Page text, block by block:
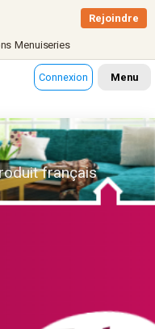
Menuiseries
Rejoindre
Connexion Menu
français